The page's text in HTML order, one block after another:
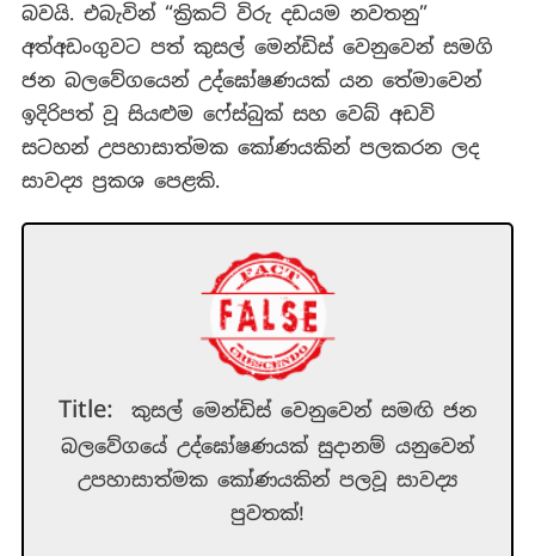
බවයි. එබැවින් “ක්‍රිකට් විරු දඩයම නවතනු”
අත්අඩංගුවට පත් කුසල් මෙන්ඩිස් වෙනුවෙන් සමගි
ජන බලවේගයෙන් උද්ඝෝෂණයක් යන තේමාවෙන්
ඉදිරිපත් වූ සියළුම ෆේස්බුක් සහ වෙබ් අඩවි
සටහන් උපහාසාත්මක කෝණයකින් පලකරන ලද
සාවද්‍ය ප්‍රකශ පෙළකි.
Title:
කුසල් මෙන්ඩිස් වෙනුවෙන් සමඟි ජන
බලවේගයේ උද්ඝෝෂණයක් සුදානම් යනුවෙන්
උපහාසාත්මක කෝණයකින් පලවූ සාවද්‍ය
පුවතක්!